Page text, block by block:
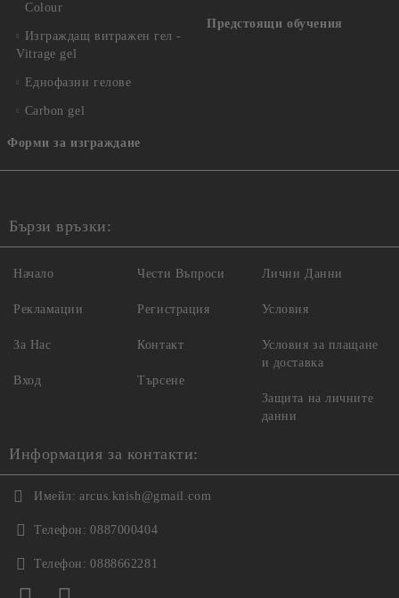
Colour
Изграждащ витражен гел -
Vitrage gel
Еднофазни гелове
Carbon gel
Форми за изграждане
Предстоящи обучения
Бързи връзки:
Начало
Рекламации
За Нас
Вход
Чести Въпроси
Регистрация
Контакт
Търсене
Лични Данни
Условия
Условия за плащане
и доставка
Защита на личните
данни
Информация за контакти:
Имейл: arcus.knish@gmail.com
Телефон: 0887000404
Телефон: 0888662281